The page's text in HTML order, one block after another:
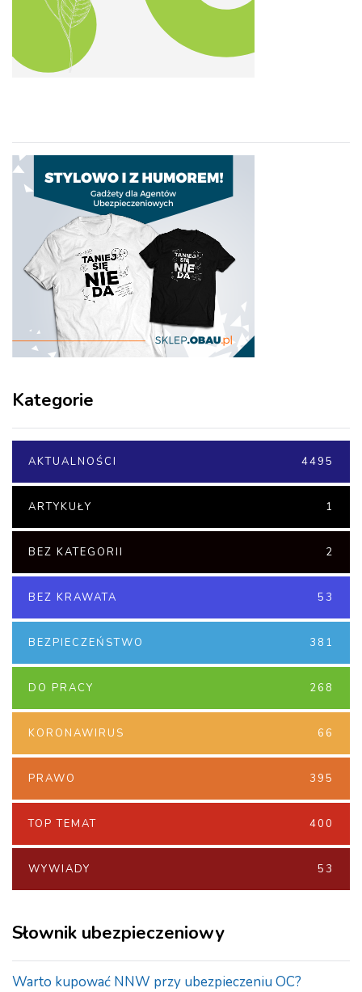
Kategorie
AKTUALNOŚCI 4495
ARTYKUŁY 1
BEZ KATEGORII 2
BEZ KRAWATA 53
BEZPIECZEŃSTWO 381
DO PRACY 268
KORONAWIRUS 66
PRAWO 395
TOP TEMAT 400
WYWIADY 53
Słownik ubezpieczeniowy
Warto kupować NNW przy ubezpieczeniu OC?